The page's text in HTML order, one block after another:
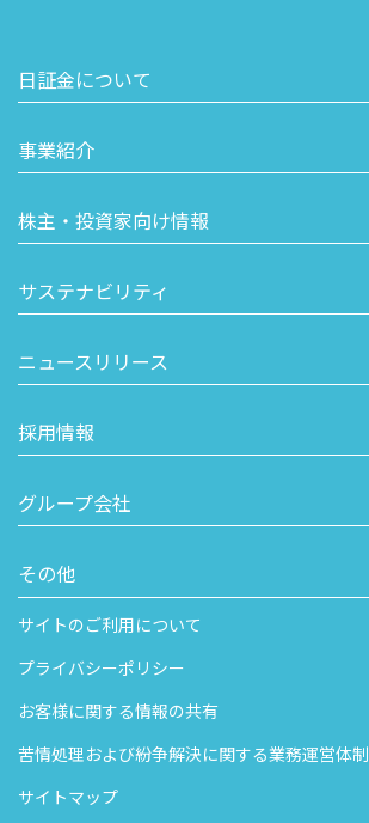
日証金について
事業紹介
株主・投資家向け情報
サステナビリティ
ニュースリリース
採用情報
グループ会社
その他
サイトのご利用について
プライバシーポリシー
お客様に関する情報の共有
苦情処理および紛争解決に関する業務運営体制
サイトマップ